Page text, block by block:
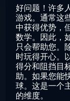
好问题！许多
游戏。通常这
中获得优势，
数学。因此，
只会帮助您。
时玩得开心。
得分和阻挡目
助。如果您能
球。这是一个
的维度。